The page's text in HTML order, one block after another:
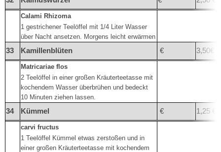
Calami Rhizoma
1 gestrichener Teelöffel mit 1/4 Liter Wasser
über Nacht ansetzen. Morgens leicht erwärmen
33 Kamillenblüten € 3,50€
Matricariae flos
2 Teelöffel in einer großen Kräuterteetasse mit
kochendem Wasser überbrühen und bedeckt
10 Minuten ziehen lassen.
34 Kümmel € 1,25 €
carvi fructus
1 Teelöffel Kümmel etwas zerstoßen und in
einer großen Kräuterteetasse mit kochendem